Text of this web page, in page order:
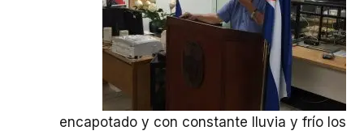
encapotado y con constante lluvia y frío los